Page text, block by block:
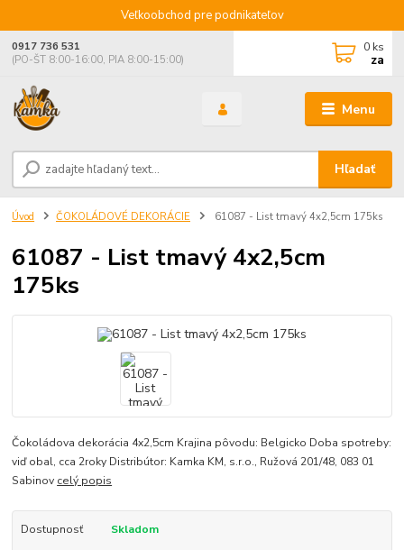
Veľkoobchod pre podnikateľov
Menu
Hľadať
0917 736 531
(PO-ŠT 8:00-16:00, PIA 8:00-15:00)
0 ks
za
Úvod ČOKOLÁDOVÉ DEKORÁCIE 61087 - List tmavý 4x2,5cm 175ks
61087 - List tmavý 4x2,5cm
175ks
Čokoládova dekorácia 4x2,5cm Krajina pôvodu: Belgicko Doba spotreby:
viď obal, cca 2roky Distribútor: Kamka KM, s.r.o., Ružová 201/48, 083 01
Sabinov celý popis
Dostupnosť Skladom